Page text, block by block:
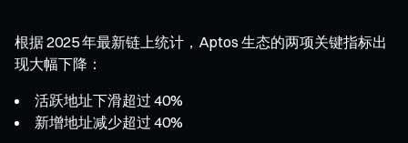
根据 2025 年最新链上统计，Aptos 生态的两项关键指标出
现大幅下降：
活跃地址下滑超过 40%
新增地址减少超过 40%